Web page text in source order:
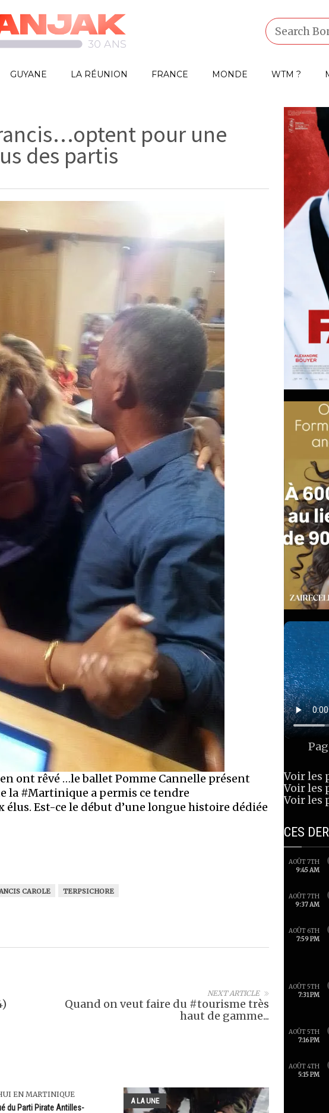
GUYANE LA RÉUNION FRANCE MONDE WTM ?
pour une
des partis
ont rêvé …le ballet Pomme Cannelle présent
la #Martinique a permis ce tendre
Est-ce le début d’une longue histoire dédiée
CAROLE TERPSICHORE
NEXT ARTICLE
Quand on veut faire du #tourisme très
haut de gamme...
EN MARTINIQUE
du Parti Pirate Antilles-
A LA UNE
Voir les
Voir les
Voir les
CES
AOÛT 7TH
9:45 AM
AOÛT 7TH
9:37 AM
AOÛT 6TH
7:59 PM
AOÛT 5TH
7:31 PM
AOÛT 5TH
7:16 PM
AOÛT 4TH
5:15 PM